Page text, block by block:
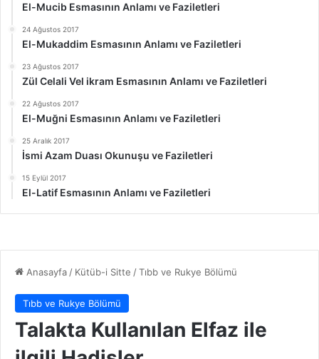
El-Mucib Esmasının Anlamı ve Faziletleri
24 Ağustos 2017
El-Mukaddim Esmasının Anlamı ve Faziletleri
23 Ağustos 2017
Zül Celali Vel ikram Esmasının Anlamı ve Faziletleri
22 Ağustos 2017
El-Muğni Esmasının Anlamı ve Faziletleri
25 Aralık 2017
İsmi Azam Duası Okunuşu ve Faziletleri
15 Eylül 2017
El-Latif Esmasının Anlamı ve Faziletleri